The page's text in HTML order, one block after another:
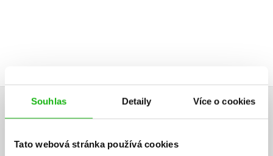
Souhlas Detaily Více o cookies
Tato webová stránka používá cookies
HODNOCENÍ ČTENÁŘŮ
V současné době nejsou vytvořena žádná uživatelská hodnocení.